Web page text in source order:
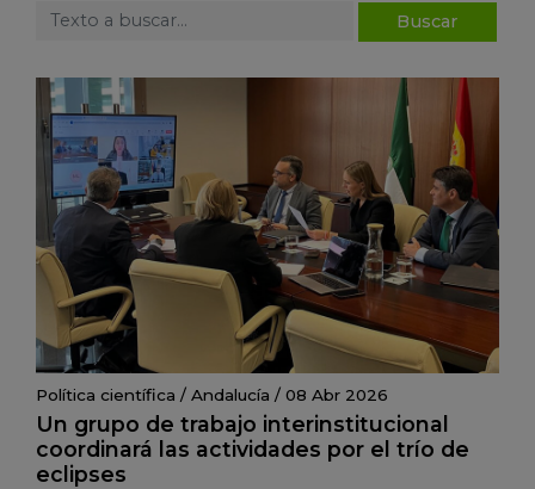
Política científica / Andalucía / 08 Abr 2026
Un grupo de trabajo interinstitucional
coordinará las actividades por el trío de
eclipses